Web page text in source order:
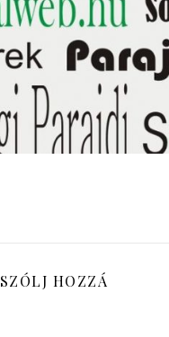
SZÓLJ HOZZÁ